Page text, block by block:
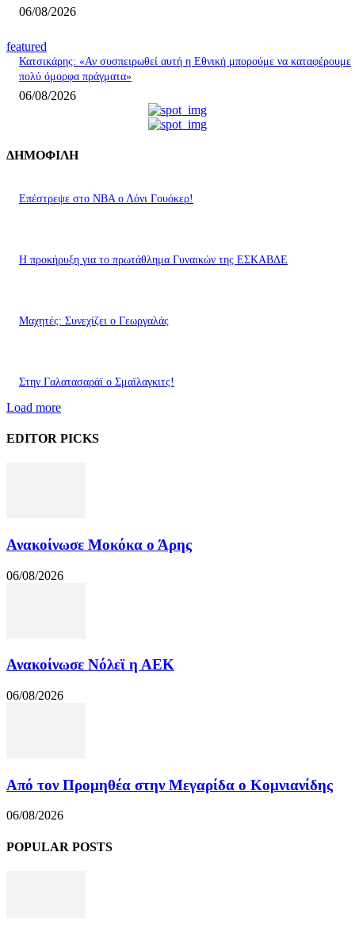
06/08/2026
featured
Κατσικάρης: «Αν συσπειρωθεί αυτή η Εθνική μπορούμε να καταφέρουμε
πολύ όμορφα πράγματα»
06/08/2026
ΔΗΜΟΦΙΛΗ
Επέστρεψε στο ΝΒΑ ο Λόνι Γουόκερ!
Η προκήρυξη για το πρωτάθλημα Γυναικών της ΕΣΚΑΒΔΕ
Mαχητές: Συνεχίζει ο Γεωργαλάς
Στην Γαλατασαράϊ ο Σμαϊλαγκιτς!
Load more
EDITOR PICKS
Ανακοίνωσε Μοκόκα ο Άρης
06/08/2026
Ανακοίνωσε Νόλεϊ η ΑΕΚ
06/08/2026
Από τον Προμηθέα στην Μεγαρίδα ο Κομνιανίδης
06/08/2026
POPULAR POSTS